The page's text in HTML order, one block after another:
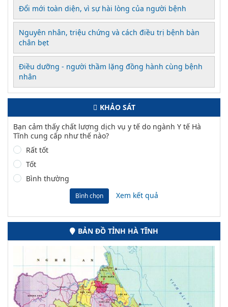
Đổi mới toàn diện, vì sự hài lòng của người bệnh
Nguyên nhân, triệu chứng và cách điều trị bệnh bàn
chân bẹt
Điều dưỡng - người thầm lặng đồng hành cùng bệnh
nhân
KHẢO SÁT
Bạn cảm thấy chất lượng dịch vụ y tế do ngành Y tế Hà
Tĩnh cung cấp như thế nào?
Rất tốt
Tốt
Bình thường
Bình chọn Xem kết quả
BẢN ĐỒ TỈNH HÀ TĨNH